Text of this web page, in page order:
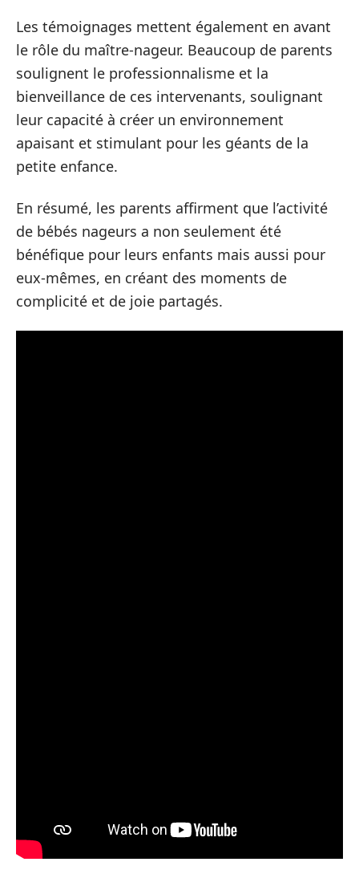
Les témoignages mettent également en avant
le rôle du maître-nageur. Beaucoup de parents
soulignent le professionnalisme et la
bienveillance de ces intervenants, soulignant
leur capacité à créer un environnement
apaisant et stimulant pour les géants de la
petite enfance.
En résumé, les parents affirment que l’activité
de bébés nageurs a non seulement été
bénéfique pour leurs enfants mais aussi pour
eux-mêmes, en créant des moments de
complicité et de joie partagés.